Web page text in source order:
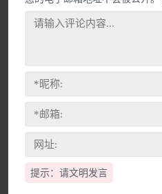
提示：请文明发言